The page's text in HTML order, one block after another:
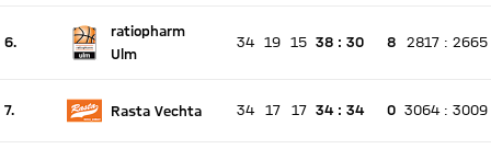
6.
Aktuell Platz 6, letzte Woche Platz unverändert
ratiopharm
Ulm
34 19 15 38 : 30 8 2817 : 2665
7.
Rasta Vechta 34 17 17 34 : 34 0 3064 : 3009